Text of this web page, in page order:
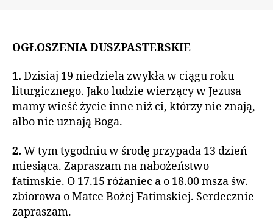
OGŁOSZENIA DUSZPASTERSKIE
1. Dzisiaj 19 niedziela zwykła w ciągu roku
liturgicznego. Jako ludzie wierzący w Jezusa
mamy wieść życie inne niż ci, którzy nie znają,
albo nie uznają Boga.
2. W tym tygodniu w środę przypada 13 dzień
miesiąca. Zapraszam na nabożeństwo
fatimskie. O 17.15 różaniec a o 18.00 msza św.
zbiorowa o Matce Bożej Fatimskiej. Serdecznie
zapraszam.